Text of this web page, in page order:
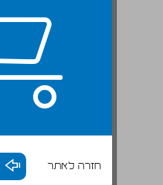
חזרה לאתר